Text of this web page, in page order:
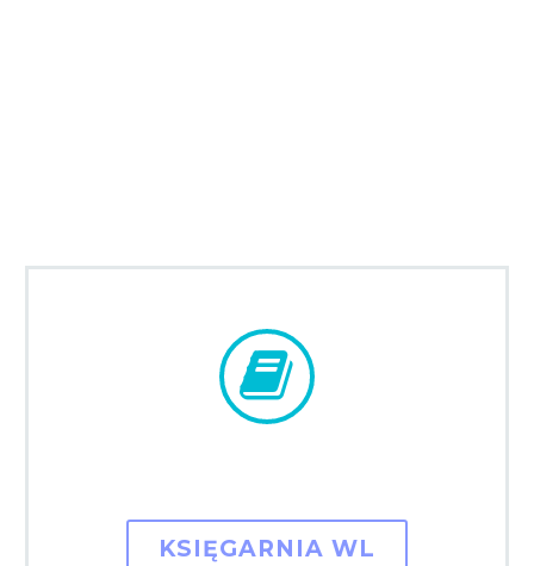


KSIĘGARNIA WL